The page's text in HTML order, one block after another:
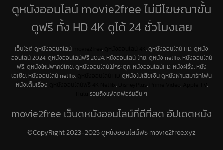
ดูหนังออนไลน์ movie2free ไม่มีโฆษณาขั้น
ดูฟรี ทั้ง HD 4K ดูได้ 24 ชั่วโมงเลย
เว็บไซต์ ดูหนังออนลไลน์ ,
, ดูหนังออนไลน์ HD, ดูหนัง
ออนไลน์ 2024, ดูหนังออนไลน์ฟรี 2024, หนังออนไลน์ ไทย, ดูหนัง netflix หนังออนไลน์
ฟรี, ดูหนังใหม่พากย์ไทย, ดูหนังออนไลน์ไม่กระตุก, หนังออนไลน์HD, หนังฝรั่ง, หนัง
เอเชีย, หนังออนไลน์ netflix
ดูหนังไม่เสียเงิน ดูหนังผ่านสมาร์ทโฟน
หนังเต็มเรื่อง
, , ,
,
รวมถึงแฟลตฟอร์มอื่น ๆ
movie2free เว็บดูหนังออนไลน์ที่ดีที่สุด อัปเดตหนัง
ใหม่ทุกวัน
©CopyRight 2023-2025 ดูหนังออนไลน์ฟรี movie2free.xyz